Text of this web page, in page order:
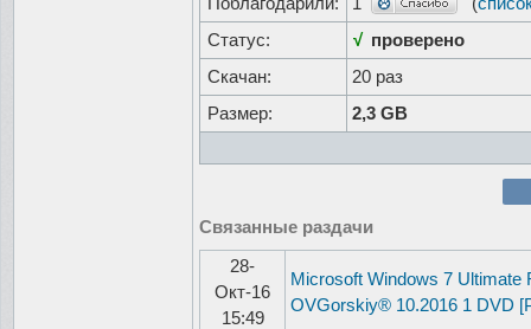
Статус:
√ проверено
Скачан:
20 раз
Размер:
2,3 GB
Связанные раздачи
28-
Окт-16
15:49
Microsoft Windows 7 Ultimate
OVGorskiy® 10.2016 1 DVD